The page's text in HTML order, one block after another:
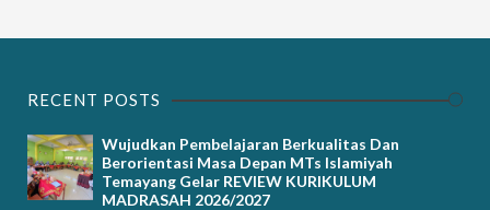
RECENT POSTS
Wujudkan Pembelajaran Berkualitas Dan
Berorientasi Masa Depan MTs Islamiyah
Temayang Gelar REVIEW KURIKULUM
MADRASAH 2026/2027